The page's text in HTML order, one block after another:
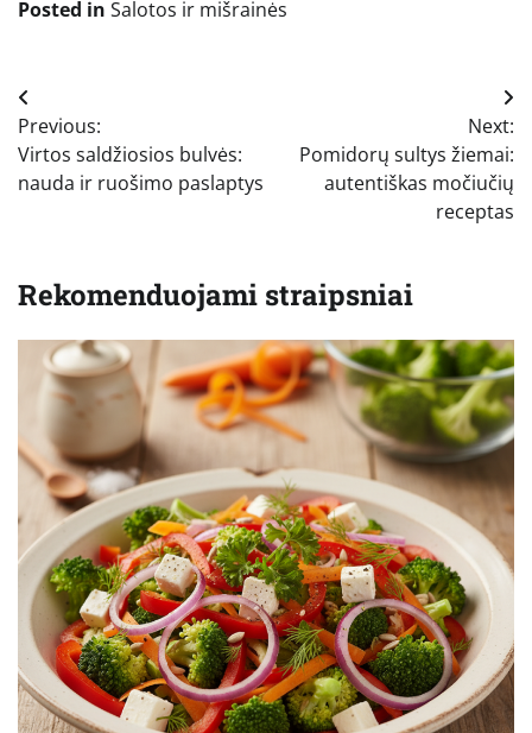
Posted in Salotos ir mišrainės
Navigacija
tarp
įrašų
Previous:
Virtos saldžiosios bulvės:
nauda ir ruošimo paslaptys
Next:
Pomidorų sultys žiemai:
autentiškas močiučių
receptas
Rekomenduojami straipsniai